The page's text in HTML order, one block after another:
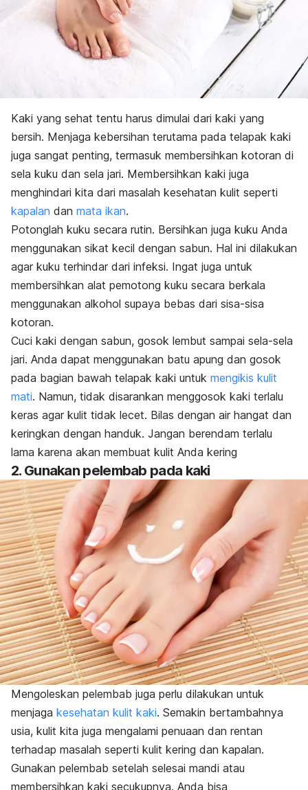
Kaki yang sehat tentu harus dimulai dari kaki yang
bersih. Menjaga kebersihan terutama pada telapak kaki
juga sangat penting, termasuk membersihkan kotoran di
sela kuku dan sela jari. Membersihkan kaki juga
menghindari kita dari masalah kesehatan kulit seperti
kapalan dan mata ikan.
Potonglah kuku secara rutin. Bersihkan juga kuku Anda
menggunakan sikat kecil dengan sabun. Hal ini dilakukan
agar kuku terhindar dari infeksi. Ingat juga untuk
membersihkan alat pemotong kuku secara berkala
menggunakan alkohol supaya bebas dari sisa-sisa
kotoran.
Cuci kaki dengan sabun, gosok lembut sampai sela-sela
jari. Anda dapat menggunakan batu apung dan gosok
pada bagian bawah telapak kaki untuk mengikis kulit
mati. Namun, tidak disarankan menggosok kaki terlalu
keras agar kulit tidak lecet. Bilas dengan air hangat dan
keringkan dengan handuk. Jangan berendam terlalu
lama karena akan membuat kulit Anda kering
2. Gunakan pelembab pada kaki
Mengoleskan pelembab juga perlu dilakukan untuk
menjaga kesehatan kulit kaki. Semakin bertambahnya
usia, kulit kita juga mengalami penuaan dan rentan
terhadap masalah seperti kulit kering dan kapalan.
Gunakan pelembab setelah selesai mandi atau
membersihkan kaki secukupnya. Anda bisa